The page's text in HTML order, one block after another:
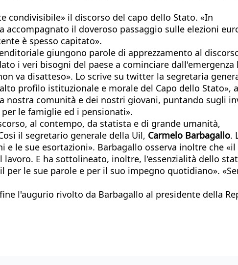
condivisibile» il discorso del capo dello Stato. «In
il doveroso passaggio sulle elezioni
è spesso capitato».
giungono parole di apprezzamento al
i veri bisogni del paese a cominciare
va disatteso». Lo scrive su twitter la segretaria
profilo istituzionale e morale del Capo dello Stato»,
nostra comunità e dei nostri giovani, puntando sugli
le famiglie ed i pensionati».
al contempo, da statista e di grande umanità,
il segretario generale della Uil, Carmelo Barbagallo.
le sue esortazioni». Barbagallo osserva inoltre che
E ha sottolineato, inoltre, l'essenzialità dello
le sue parole e per il suo impegno quotidiano».
l'augurio rivolto da Barbagallo al presidente della